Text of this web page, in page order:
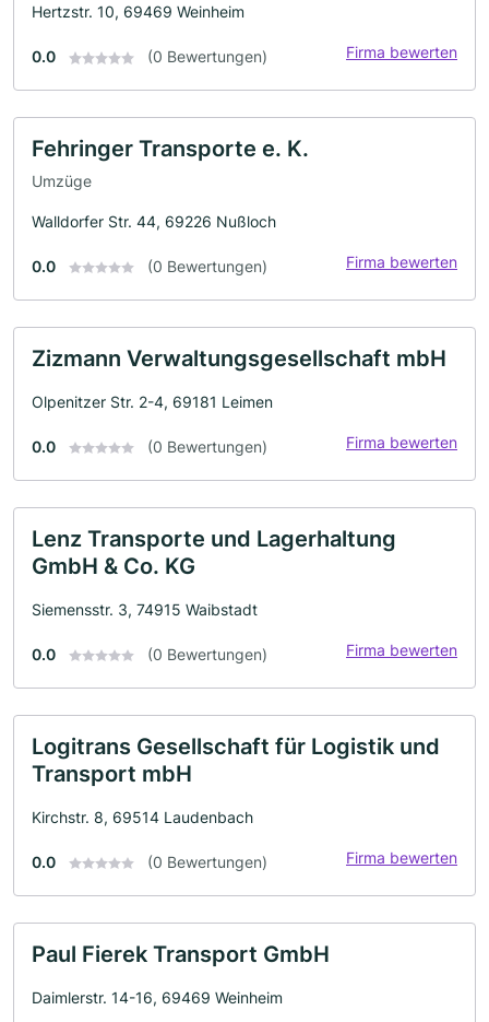
Hertzstr. 10, 69469 Weinheim
0.0 (0 Bewertungen) Firma bewerten
Fehringer Transporte e. K.
Umzüge
Walldorfer Str. 44, 69226 Nußloch
0.0 (0 Bewertungen) Firma bewerten
Zizmann Verwaltungsgesellschaft mbH
Olpenitzer Str. 2-4, 69181 Leimen
0.0 (0 Bewertungen) Firma bewerten
Lenz Transporte und Lagerhaltung
GmbH & Co. KG
Siemensstr. 3, 74915 Waibstadt
0.0 (0 Bewertungen) Firma bewerten
Logitrans Gesellschaft für Logistik und
Transport mbH
Kirchstr. 8, 69514 Laudenbach
0.0 (0 Bewertungen) Firma bewerten
Paul Fierek Transport GmbH
Daimlerstr. 14-16, 69469 Weinheim